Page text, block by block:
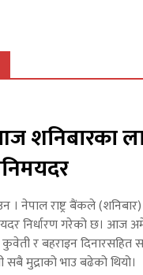
शनिबारका
। नेपाल राष्ट्र बैंकले
निर्धारण गरेको छ। आज
कुवेती र बहराइन दिनारसहित
सबै मुद्राको भाउ बढेको थियो।